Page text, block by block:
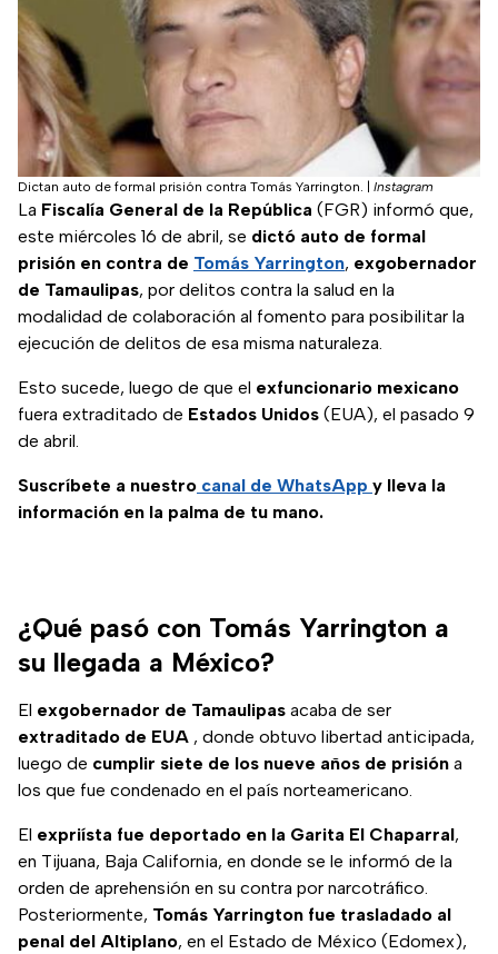
Dictan auto de formal prisión contra Tomás Yarrington. Instagram
La Fiscalía General de la República (FGR) informó que,
este miércoles 16 de abril, se dictó auto de formal
prisión en contra de Tomás Yarrington, exgobernador
de Tamaulipas, por delitos contra la salud en la
modalidad de colaboración al fomento para posibilitar la
ejecución de delitos de esa misma naturaleza.
Esto sucede, luego de que el exfuncionario mexicano
fuera extraditado de Estados Unidos (EUA), el pasado 9
de abril.
Suscríbete a nuestro canal de WhatsApp y lleva la
información en la palma de tu mano.
¿Qué pasó con Tomás Yarrington a
su llegada a México?
El exgobernador de Tamaulipas acaba de ser
extraditado de EUA , donde obtuvo libertad anticipada,
luego de cumplir siete de los nueve años de prisión a
los que fue condenado en el país norteamericano.
El expriísta fue deportado en la Garita El Chaparral,
en Tijuana, Baja California, en donde se le informó de la
orden de aprehensión en su contra por narcotráfico.
Posteriormente, Tomás Yarrington fue trasladado al
penal del Altiplano, en el Estado de México (Edomex),